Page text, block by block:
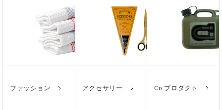
ファッション アクセサリー Co.プロダクト